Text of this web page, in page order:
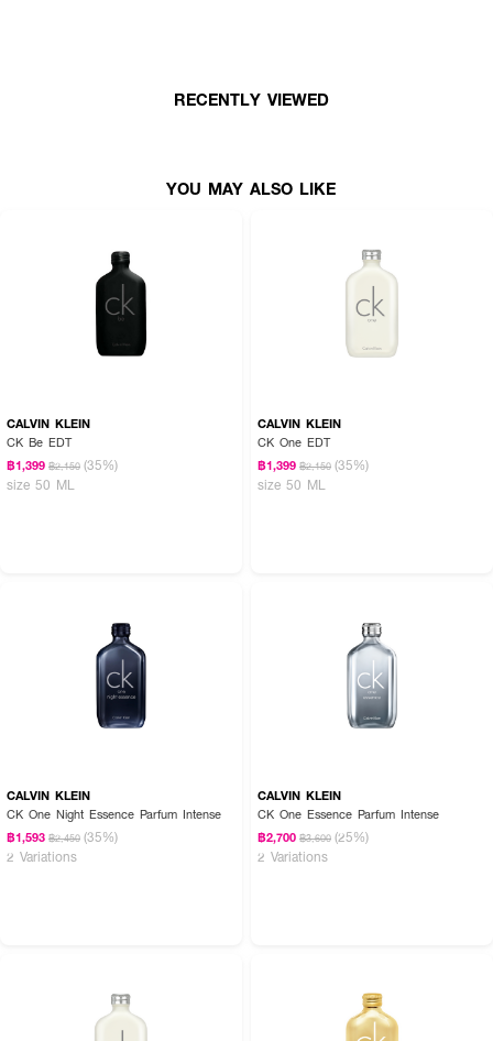
RECENTLY VIEWED
YOU MAY ALSO LIKE
CALVIN KLEIN
CK Be EDT
฿1,399 ฿2,150 (35%)
size 50 ML
CALVIN KLEIN
CK One EDT
฿1,399 ฿2,150 (35%)
size 50 ML
CALVIN KLEIN
CK One Night Essence Parfum Intense
฿1,593 ฿2,450 (35%)
2 Variations
CALVIN KLEIN
CK One Essence Parfum Intense
฿2,700 ฿3,600 (25%)
2 Variations